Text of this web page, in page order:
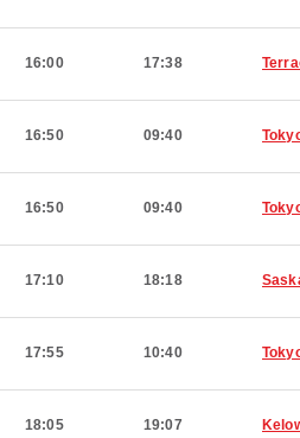
16:00 17:38
16:50 09:40
16:50 09:40
17:10 18:18
17:55 10:40
18:05 19:07